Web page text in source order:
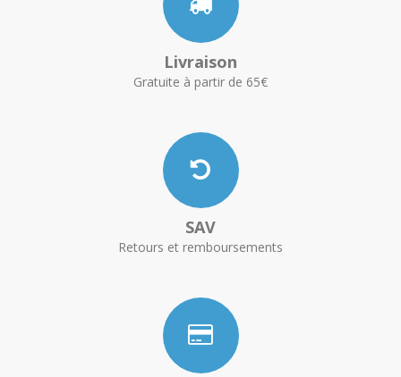
Livraison
Gratuite à partir de 65€
SAV
Retours et remboursements